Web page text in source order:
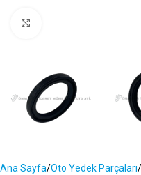
Ana Sayfa Oto Yedek Parçaları